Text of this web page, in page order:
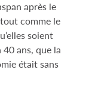
après le
comme le
soient
ans, que la
était sans